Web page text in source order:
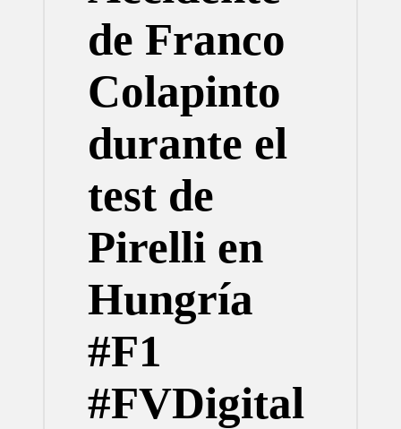
de Franco
Colapinto
durante el
test de
Pirelli en
Hungría
#F1
#FVDigital